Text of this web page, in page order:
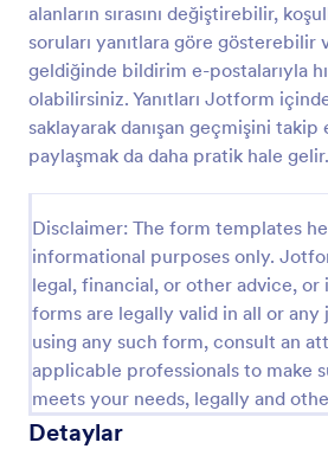
alanların sırasını değiştirebilir,
soruları yanıtlara göre
geldiğinde bildirim e-postalarıyla
olabilirsiniz. Yanıtları Jotform
saklayarak danışan geçmişini
paylaşmak da daha pratik hale gelir.
Disclaimer: The form templates
informational purposes only.
legal, financial, or other advice,
forms are legally valid in all or
using any such form, consult an
applicable professionals to make
meets your needs, legally and
Detaylar
Lenfatik Drenaj Ve Masaj
toplamak isteyen spa, güzellik
uygulayıcılar için uygundur.
Go to Category:
Onay Formları
Şablon
Önizleme